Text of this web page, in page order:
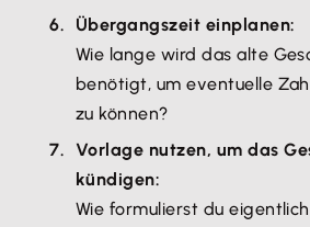
Übergangszeit einplanen:
Wie lange wird das alte
benötigt, um eventuelle
zu können?
Vorlage nutzen, um das
kündigen:
Wie formulierst du